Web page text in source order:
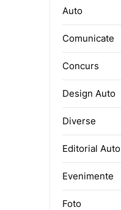
Auto
Comunicate
Concurs
Design Auto
Diverse
Editorial Auto
Evenimente
Foto